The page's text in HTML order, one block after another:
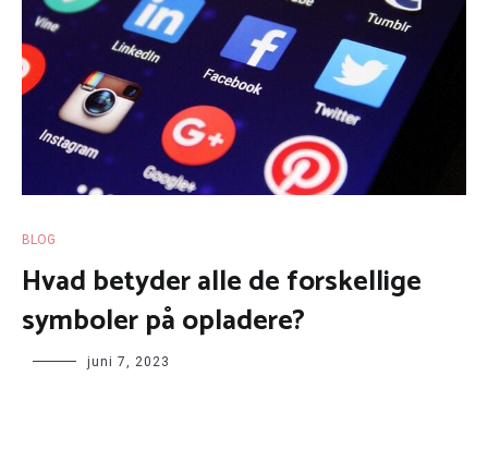
BLOG
Hvad betyder alle de forskellige
symboler på opladere?
juni 7, 2023